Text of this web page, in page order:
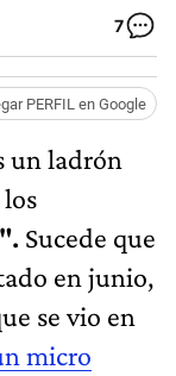
7
PERFIL en Google
un ladrón
Sucede que
en junio,
se vio en
micro